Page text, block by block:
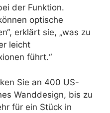
der Funktion.
optische
erklärt sie, „was zu
leicht
führt.“
Sie an 400 US-
Wanddesign, bis zu
für ein Stück in